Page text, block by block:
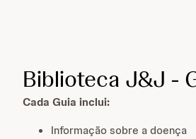
Biblioteca J&J -
Cada Guia inclui:
Informação sobre a doença